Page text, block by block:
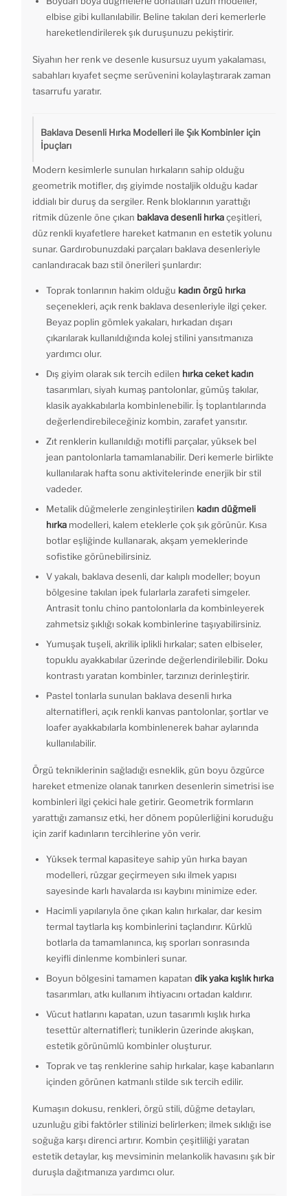
elbise gibi kullanılabilir. Beline takılan deri kemerlerle
hareketlendirilerek şık duruşunuzu pekiştirir.
Siyahın her renk ve desenle kusursuz uyum yakalaması,
sabahları kıyafet seçme serüvenini kolaylaştırarak zaman
tasarrufu yaratır.
Baklava Desenli Hırka Modelleri ile Şık Kombinler için
İpuçları
Modern kesimlerle sunulan hırkaların sahip olduğu
geometrik motifler, dış giyimde nostaljik olduğu kadar
iddialı bir duruş da sergiler. Renk bloklarının yarattığı
ritmik düzenle öne çıkan baklava desenli hırkaçeşitleri,
düz renkli kıyafetlere hareket katmanın en estetik yolunu
sunar. Gardırobunuzdaki parçaları baklava desenleriyle
canlandıracak bazı stil önerileri şunlardır:
Toprak tonlarının hakim olduğu kadın örgü hırka
seçenekleri, açık renk baklava desenleriyle ilgi çeker.
Beyaz poplin gömlek yakaları, hırkadan dışarı
çıkarılarak kullanıldığında kolej stilini yansıtmanıza
yardımcı olur.
Dış giyim olarak sık tercih edilen hırka ceket kadın
tasarımları, siyah kumaş pantolonlar, gümüş takılar,
klasik ayakkabılarla kombinlenebilir. İş toplantılarında
değerlendirebileceğiniz kombin, zarafet yansıtır.
Zıt renklerin kullanıldığı motifli parçalar, yüksek bel
jean pantolonlarla tamamlanabilir. Deri kemerle birlikte
kullanılarak hafta sonu aktivitelerinde enerjik bir stil
vadeder.
Metalik düğmelerle zenginleştirilen kadın düğmeli
hırka modelleri, kalem eteklerle çok şık görünür. Kısa
botlar eşliğinde kullanarak, akşam yemeklerinde
sofistike görünebilirsiniz.
V yakalı, baklava desenli, dar kalıplı modeller; boyun
bölgesine takılan ipek fularlarla zarafeti simgeler.
Antrasit tonlu chino pantolonlarla da kombinleyerek
zahmetsiz şıklığı sokak kombinlerine taşıyabilirsiniz.
Yumuşak tuşeli, akrilik iplikli hırkalar; saten elbiseler,
topuklu ayakkabılar üzerinde değerlendirilebilir. Doku
kontrastı yaratan kombinler, tarzınızı derinleştirir.
Pastel tonlarla sunulan baklava desenli hırka
alternatifleri, açık renkli kanvas pantolonlar, şortlar ve
loafer ayakkabılarla kombinlenerek bahar aylarında
kullanılabilir.
Örgü tekniklerinin sağladığı esneklik, gün boyu özgürce
hareket etmenize olanak tanırken desenlerin simetrisi ise
kombinleri ilgi çekici hale getirir. Geometrik formların
yarattığı zamansız etki, her dönem popülerliğini koruduğu
için zarif kadınların tercihlerine yön verir.
Yüksek termal kapasiteye sahip yün hırka bayan
modelleri, rüzgar geçirmeyen sıkı ilmek yapısı
sayesinde karlı havalarda ısı kaybını minimize eder.
Hacimli yapılarıyla öne çıkan kalın hırkalar, dar kesim
termal taytlarla kış kombinlerini taçlandırır. Kürklü
botlarla da tamamlanınca, kış sporları sonrasında
keyifli dinlenme kombinleri sunar.
Boyun bölgesini tamamen kapatan dik yaka kışlık hırka
tasarımları, atkı kullanım ihtiyacını ortadan kaldırır.
Vücut hatlarını kapatan, uzun tasarımlı kışlık hırka
tesettür alternatifleri; tuniklerin üzerinde akışkan,
estetik görünümlü kombinler oluşturur.
Toprak ve taş renklerine sahip hırkalar, kaşe kabanların
içinden görünen katmanlı stilde sık tercih edilir.
Kumaşın dokusu, renkleri, örgü stili, düğme detayları,
uzunluğu gibi faktörler stilinizi belirlerken; ilmek sıklığı ise
soğuğa karşı direnci artırır. Kombin çeşitliliği yaratan
estetik detaylar, kış mevsiminin melankolik havasını şık bir
duruşla dağıtmanıza yardımcı olur.